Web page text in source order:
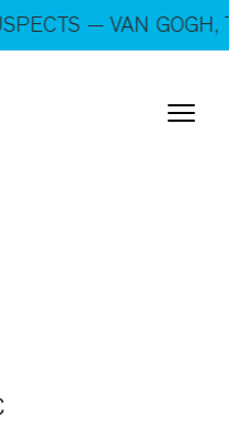
« SUSPECTS — VAN
— VAN GOGH,